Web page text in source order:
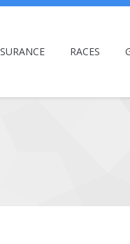
RACES